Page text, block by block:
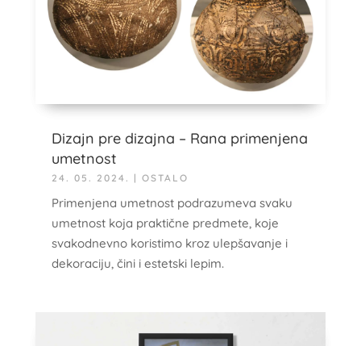
Dizajn pre dizajna – Rana primenjena
umetnost
24. 05. 2024. | OSTALO
Primenjena umetnost podrazumeva svaku
umetnost koja praktične predmete, koje
svakodnevno koristimo kroz ulepšavanje i
dekoraciju, čini i estetski lepim.